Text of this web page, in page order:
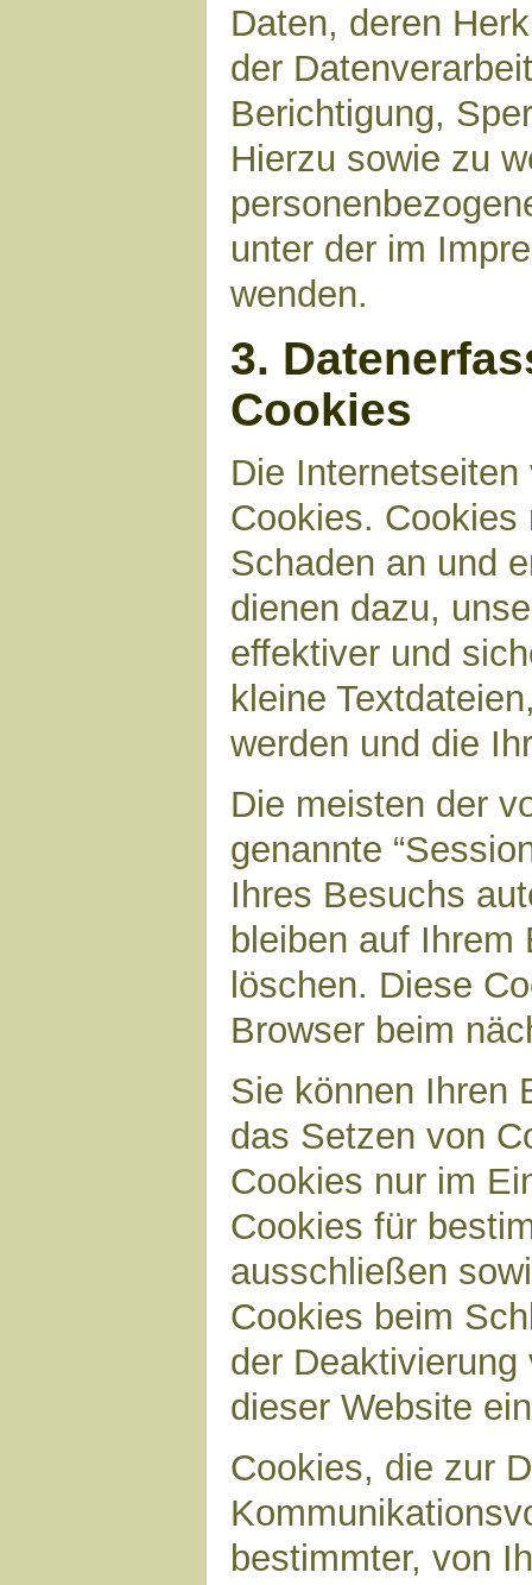
Daten, deren
der
Berichtigung,
Hierzu sowie zu
unter der im
wenden.
3.
Cookies
Die
Cookies.
Schaden an und
dienen dazu,
effektiver und
kleine
werden und die
Die meisten der
genannte
Ihres Besuchs
bleiben auf
löschen. Diese
Browser beim
Sie können Ihren
das Setzen von
Cookies nur im
Cookies für
ausschließen
Cookies beim
der
dieser Website
Cookies, die zur
bestimmter, von